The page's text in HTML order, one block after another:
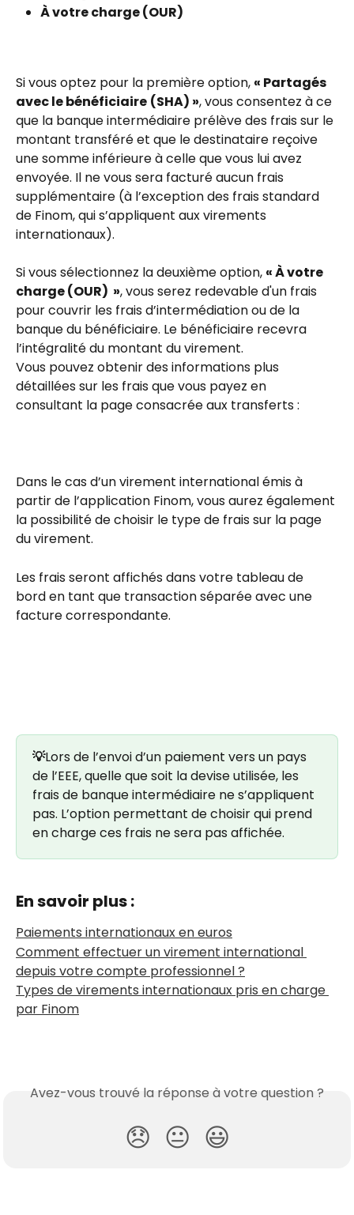
À votre charge (OUR)
Si vous optez pour la première option, « Partagés
avec le bénéficiaire (SHA) », vous consentez à ce
que la banque intermédiaire prélève des frais sur le
montant transféré et que le destinataire reçoive
une somme inférieure à celle que vous lui avez
envoyée. Il ne vous sera facturé aucun frais
supplémentaire (à l’exception des frais standard
de Finom, qui s’appliquent aux virements
internationaux).
Si vous sélectionnez la deuxième option, « À votre
charge (OUR)  », vous serez redevable d'un frais
pour couvrir les frais d’intermédiation ou de la
banque du bénéficiaire. Le bénéficiaire recevra
l’intégralité du montant du virement.
Vous pouvez obtenir des informations plus
détaillées sur les frais que vous payez en
consultant la page consacrée aux transferts :
Dans le cas d’un virement international émis à
partir de l’application Finom, vous aurez également
la possibilité de choisir le type de frais sur la page
du virement.
Les frais seront affichés dans votre tableau de
bord en tant que transaction séparée avec une
facture correspondante.
💡Lors de l’envoi d’un paiement vers un pays
de l’EEE, quelle que soit la devise utilisée, les
frais de banque intermédiaire ne s’appliquent
pas. L’option permettant de choisir qui prend
en charge ces frais ne sera pas affichée.
En savoir plus :
Paiements internationaux en euros
Comment effectuer un virement international
depuis votre compte professionnel ?
Types de virements internationaux pris en charge
par Finom
Avez-vous trouvé la réponse à votre question ?
😞 😐 😃